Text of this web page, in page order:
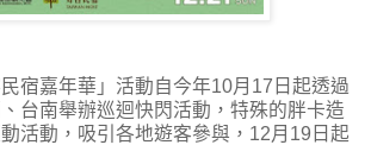
民宿嘉年華」活動自今年10月17日起透過
台南舉辦巡迴快閃活動，特殊的胖卡造
活動，吸引各地遊客參與，12月19日起